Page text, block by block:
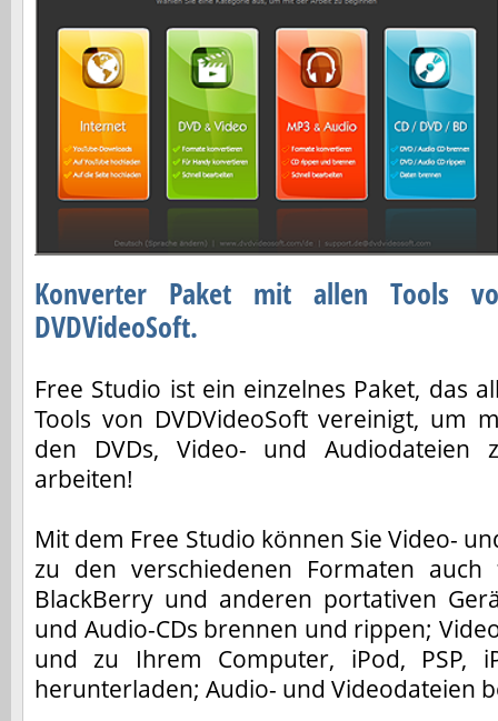
Konverter Paket mit allen Tools
DVDVideoSoft.
Free Studio ist ein einzelnes Paket, das
Tools von DVDVideoSoft vereinigt, um
den DVDs, Video- und Audiodateien
arbeiten!
Mit dem Free Studio können Sie Video-
zu den verschiedenen Formaten auch
BlackBerry und anderen portativen
und Audio-CDs brennen und rippen;
und zu Ihrem Computer, iPod, PSP,
herunterladen; Audio- und Videodateien